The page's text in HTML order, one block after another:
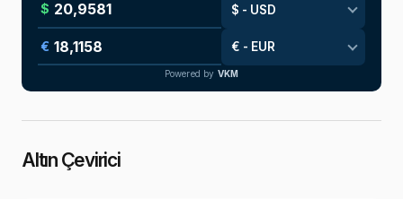
$
€
Powered by VKM
Altın Çevirici